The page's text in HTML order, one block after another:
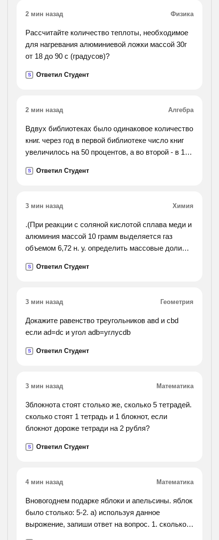
расстояние от москвы до твери 168 км? решить
нужно двумя
2 мин назад Физика
Рассчитайте количество теплоты, необходимое
для нагревания алюминиевой ложки массой 30г
от 18 до 90 с (градусов)?
S Ответил Студент
2 мин назад Алгебра
Вдвух библиотеках было одинаковое количество
книг. через год в первой библиотеке число книг
увеличилось на 50 процентов, а во второй - в 1,5
S Ответил Студент
3 мин назад Химия
.(При реакции с соляной кислотой сплава меди и
алюминия массой 10 грамм выделяется газ
объемом 6,72 н. у. определить массовые доли
S Ответил Студент
3 мин назад Геометрия
Докажите равенство треугольников авd и cbd
если ad=dc и угол adb=углуcdb
S Ответил Студент
3 мин назад Математика
3блокнота стоят столько же, сколько 5 тетрадей.
сколько стоят 1 тетрадь и 1 блокнот, если
блокнот дороже тетради на 2 рубля?
S Ответил Студент
4 мин назад Математика
Вновогоднем подарке яблоки и апельсины. яблок
было столько: 5-2. а) используя данное
вырожение, запиши ответ на вопрос. 1. сколько